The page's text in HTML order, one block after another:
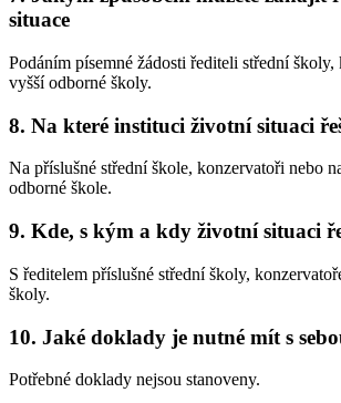
situace
Podáním písemné žádosti řediteli střední školy,
vyšší odborné školy.
8. Na které instituci životní situaci
Na příslušné střední škole, konzervatoři nebo
odborné škole.
9. Kde, s kým a kdy životní situaci
S ředitelem příslušné střední školy,
školy.
10. Jaké doklady je nutné mít s
Potřebné doklady nejsou stanoveny.